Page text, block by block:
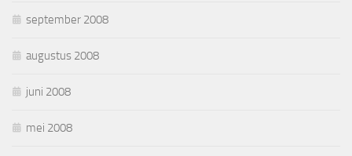
september 2008
augustus 2008
juni 2008
mei 2008